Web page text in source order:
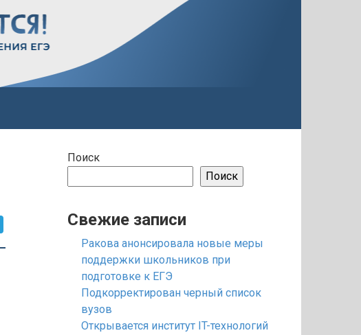
Поиск
Поиск
Свежие записи
Ракова анонсировала новые меры
поддержки школьников при
подготовке к ЕГЭ
Подкорректирован черный список
вузов
Открывается институт IT-технологий